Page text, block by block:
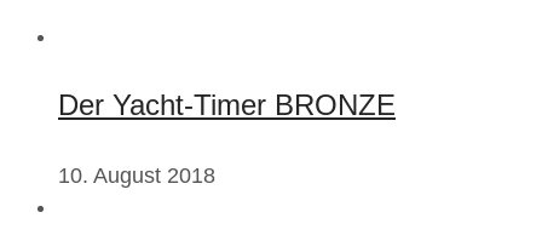
Der Yacht-Timer BRONZE
10. August 2018